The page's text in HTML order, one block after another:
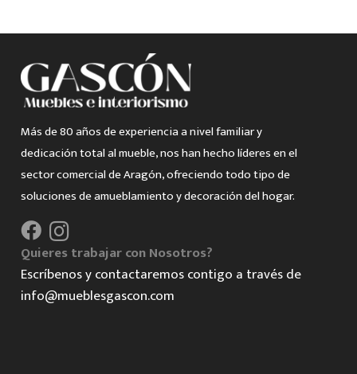
Más de 80 años de experiencia a nivel familiar y
dedicación total al mueble, nos han hecho líderes en el
sector comercial de Aragón, ofreciendo todo tipo de
soluciones de amueblamiento y decoración del hogar.
Quieres trabajar con Nosotros?
Escríbenos y contactaremos contigo a través de
info@mueblesgascon.com